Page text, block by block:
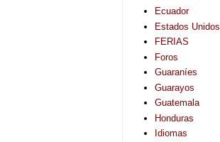
Ecuador
Estados Unidos
FERIAS
Foros
Guaraníes
Guarayos
Guatemala
Honduras
Idiomas